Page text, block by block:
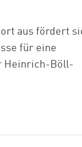
aus fördert
für eine
Heinrich-Böll-